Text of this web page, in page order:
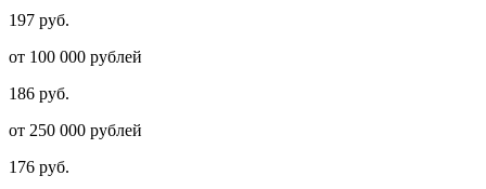
197 руб.
от 100 000 рублей
186 руб.
от 250 000 рублей
176 руб.